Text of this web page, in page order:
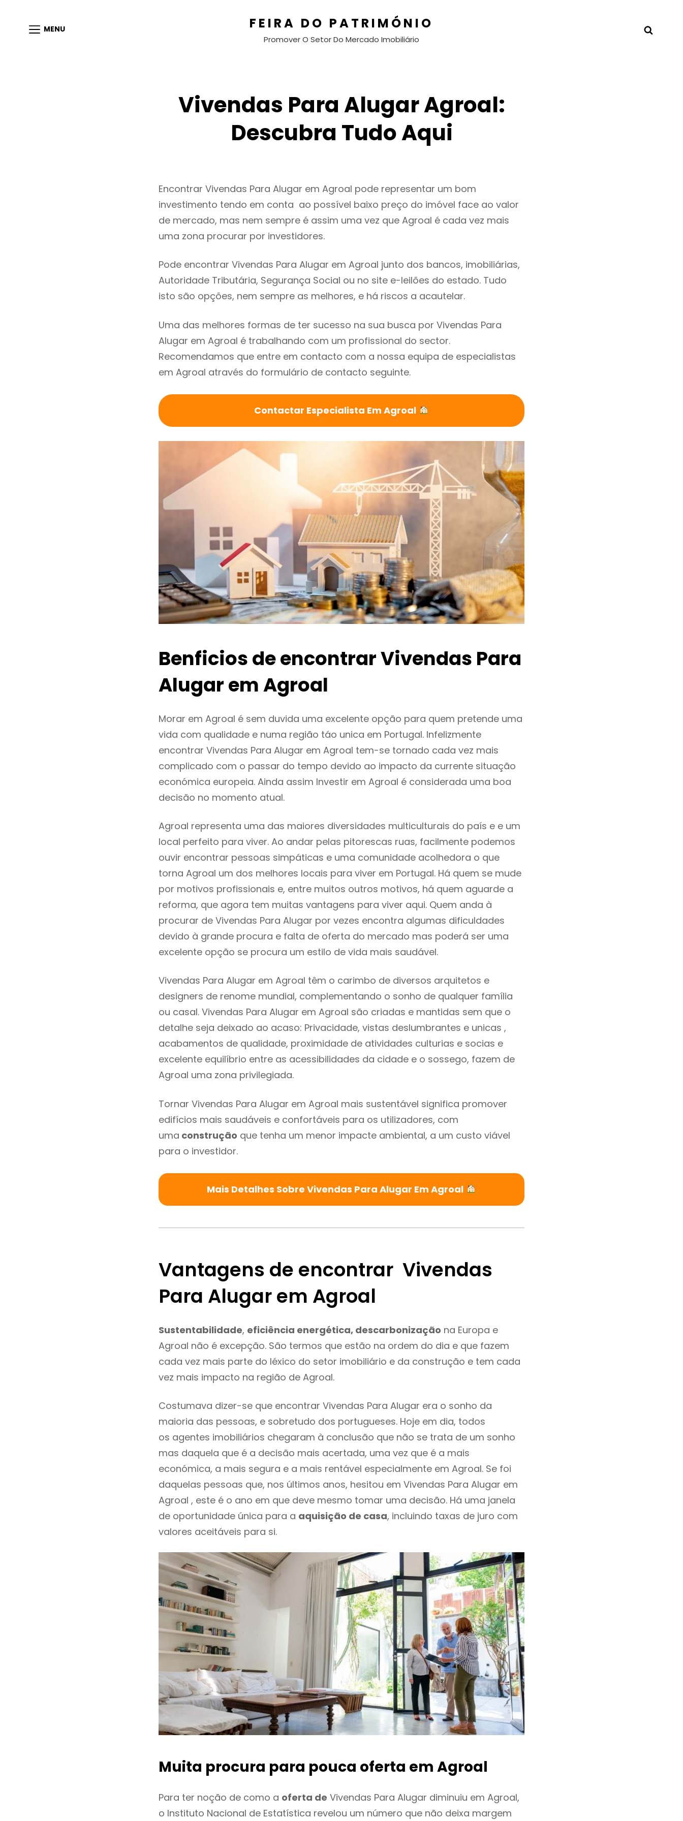
MENU FEIRA DO PATRIMÓNIO
Promover O Setor Do Mercado Imobiliário
Vivendas Para Alugar Agroal:
Descubra Tudo Aqui
Encontrar Vivendas Para Alugar em Agroal pode representar um bom
investimento tendo em conta ao possível baixo preço do imóvel face ao valor
de mercado, mas nem sempre é assim uma vez que Agroal é cada vez mais
uma zona procurar por investidores.
Pode encontrar Vivendas Para Alugar em Agroal junto dos bancos, imobiliárias,
Autoridade Tributária, Segurança Social ou no site e-leilões do estado. Tudo
isto são opções, nem sempre as melhores, e há riscos a acautelar.
Uma das melhores formas de ter sucesso na sua busca por Vivendas Para
Alugar em Agroal é trabalhando com um profissional do sector.
Recomendamos que entre em contacto com a nossa equipa de especialistas
em Agroal através do formulário de contacto seguinte.
Contactar Especialista Em Agroal
Benficios de encontrar Vivendas Para
Alugar em Agroal
Morar em Agroal é sem duvida uma excelente opção para quem pretende uma
vida com qualidade e numa região táo unica em Portugal. Infelizmente
encontrar Vivendas Para Alugar em Agroal tem-se tornado cada vez mais
complicado com o passar do tempo devido ao impacto da currente situação
económica europeia. Ainda assim Investir em Agroal é considerada uma boa
decisão no momento atual.
Agroal representa uma das maiores diversidades multiculturais do país e e um
local perfeito para viver. Ao andar pelas pitorescas ruas, facilmente podemos
ouvir encontrar pessoas simpáticas e uma comunidade acolhedora o que
torna Agroal um dos melhores locais para viver em Portugal. Há quem se mude
por motivos profissionais e, entre muitos outros motivos, há quem aguarde a
reforma, que agora tem muitas vantagens para viver aqui. Quem anda à
procurar de Vivendas Para Alugar por vezes encontra algumas dificuldades
devido à grande procura e falta de oferta do mercado mas poderá ser uma
excelente opção se procura um estilo de vida mais saudável.
Vivendas Para Alugar em Agroal têm o carimbo de diversos arquitetos e
designers de renome mundial, complementando o sonho de qualquer família
ou casal. Vivendas Para Alugar em Agroal são criadas e mantidas sem que o
detalhe seja deixado ao acaso: Privacidade, vistas deslumbrantes e unicas ,
acabamentos de qualidade, proximidade de atividades culturias e socias e
excelente equilíbrio entre as acessibilidades da cidade e o sossego, fazem de
Agroal uma zona privilegiada.
Tornar Vivendas Para Alugar em Agroal mais sustentável significa promover
edifícios mais saudáveis e confortáveis para os utilizadores, com
uma construção que tenha um menor impacte ambiental, a um custo viável
para o investidor.
Mais Detalhes Sobre Vivendas Para Alugar Em Agroal
Vantagens de encontrar Vivendas
Para Alugar em Agroal
Sustentabilidade, eficiência energética, descarbonização na Europa e
Agroal não é excepção. São termos que estão na ordem do dia e que fazem
cada vez mais parte do léxico do setor imobiliário e da construção e tem cada
vez mais impacto na região de Agroal.
Costumava dizer-se que encontrar Vivendas Para Alugar era o sonho da
maioria das pessoas, e sobretudo dos portugueses. Hoje em dia, todos
os agentes imobiliários chegaram à conclusão que não se trata de um sonho
mas daquela que é a decisão mais acertada, uma vez que é a mais
económica, a mais segura e a mais rentável especialmente em Agroal. Se foi
daquelas pessoas que, nos últimos anos, hesitou em Vivendas Para Alugar em
Agroal , este é o ano em que deve mesmo tomar uma decisão. Há uma janela
de oportunidade única para a aquisição de casa, incluindo taxas de juro com
valores aceitáveis para si.
Muita procura para pouca oferta em Agroal
Para ter noção de como a oferta de Vivendas Para Alugar diminuiu em Agroal,
o Instituto Nacional de Estatística revelou um número que não deixa margem